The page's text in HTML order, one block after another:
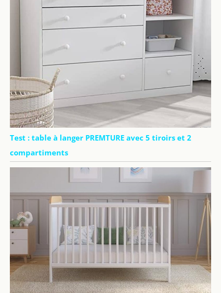
Test : table à langer PREMTURE avec 5 tiroirs et 2
compartiments